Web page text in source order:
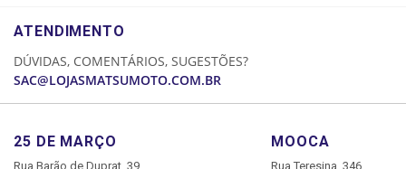
CADASTRE-SE
MINHA CONTA
MEUS PEDIDOS
ATENDIMENTO
DÚVIDAS, COMENTÁRIOS, SUGESTÕES?
SAC@LOJASMATSUMOTO.COM.BR
25 DE MARÇO
Rua Barão de Duprat, 39
MOOCA
Rua Teresina, 346